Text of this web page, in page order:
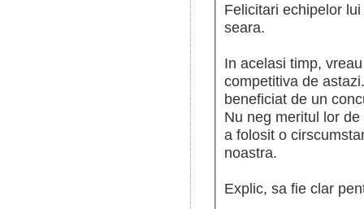
Felicitari echipelor
seara.
In acelasi timp,
competitiva de
beneficiat de un
Nu neg meritul lor
a folosit o
noastra.
Explic, sa fie clar